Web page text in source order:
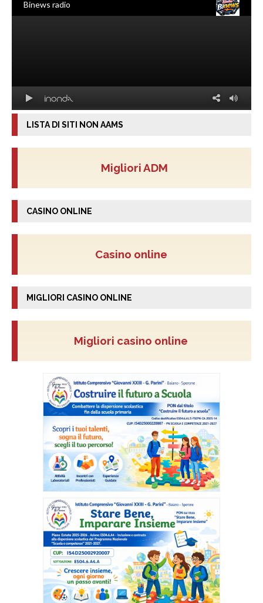
LISTA DI SITI NON AAMS
Migliori ADM
CASINO ONLINE
Casino online
MIGLIORI CASINO ONLINE
Migliori casino online